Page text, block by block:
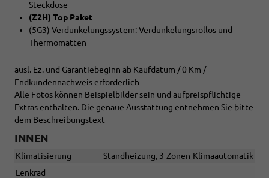
Steckdose
(Z2H) Top Paket
(5G3) Verdunkelungssystem: Verdunkelungsrollos und
Thermomatten
ausl. Ez. und Garantiebeginn ab Kaufdatum / 0 Km /
Endkundennachweis erforderlich
Alle Fotos können Beispielbilder sein und aufpreispflichtige
Extras enthalten. Die genaue Ausstattung entnehmen Sie bitte
dem Beschreibungstext
INNEN
Klimatisierung
Standheizung, 3-Zonen-Klimaautomatik
Lenkrad